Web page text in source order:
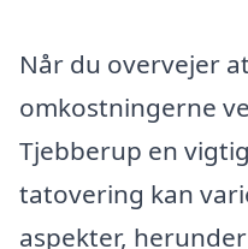
Når du overvejer
omkostningerne
Tjebberup en
tatovering kan
aspekter,